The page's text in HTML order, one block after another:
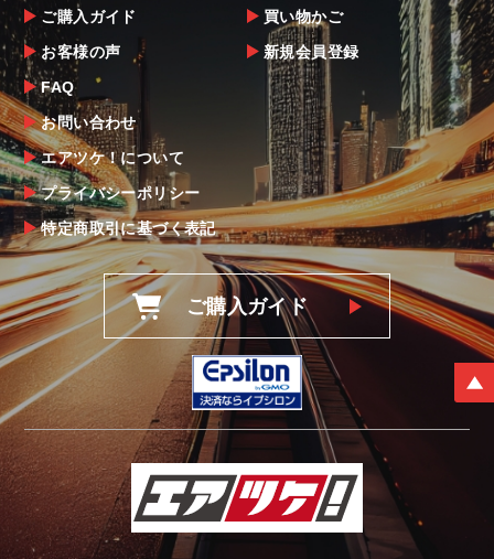
ご購入ガイド
お客様の声
FAQ
お問い合わせ
エアツケ！について
プライバシーポリシー
特定商取引に基づく表記
買い物かご
新規会員登録
ご購入ガイド